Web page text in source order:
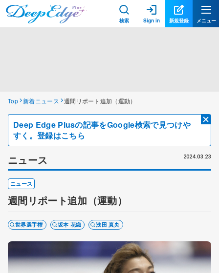
検索 Sign in 新規登録 メニュー
Top 新着ニュース 週間リポート追加（運動）
Deep Edge Plusの記事をGoogle検索で見つけや
すく。登録はこちら
ニュース 2024.03.23
ニュース
週間リポート追加（運動）
世界選手権 坂本 花織 浅田 真央